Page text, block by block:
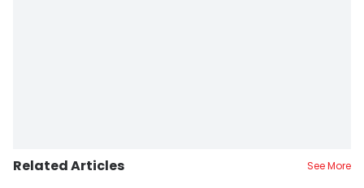
Related Articles See More